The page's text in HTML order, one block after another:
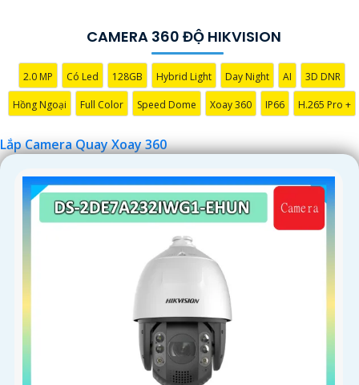
CAMERA 360 ĐỘ HIKVISION
2.0 MP Có Led 128GB Hybrid Light Day Night AI 3D DNR
Hồng Ngoại Full Color Speed Dome Xoay 360 IP66 H.265 Pro +
Lắp Camera Quay Xoay 360